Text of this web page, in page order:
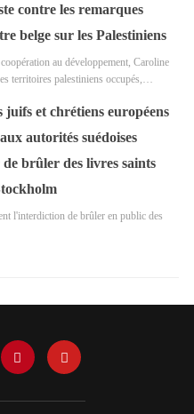
contre les remarques
belge sur les Palestiniens
au développement, Caroline
territoires palestiniens occupés,…
juifs et chrétiens européens
autorités suédoises
de brûler des livres saints
l'interdiction de brûler en public des